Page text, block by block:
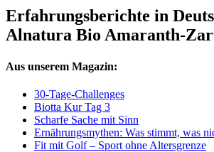
Erfahrungsberichte in
Alnatura Bio Amaranth-
Aus unserem Magazin:
30-Tage-Challenges
Biotta Kur Tag 3
Scharfe Sache mit Sinn
Ernährungsmythen: Was stimmt, was
Fit mit Golf – Sport ohne Altersgrenze